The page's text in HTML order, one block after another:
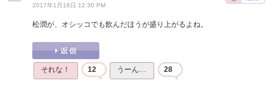
2017年1月18日 12:30 PM
松潤が、オシッコでも飲んだほうが盛り上がるよね。
それな！ 12 うーん… 28